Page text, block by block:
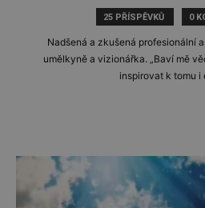
25 PŘÍSPĚVKŮ 0
Nadšená a zkušená profesionální
umělkyně a vizionářka. „Baví mě
inspirovat k tomu i